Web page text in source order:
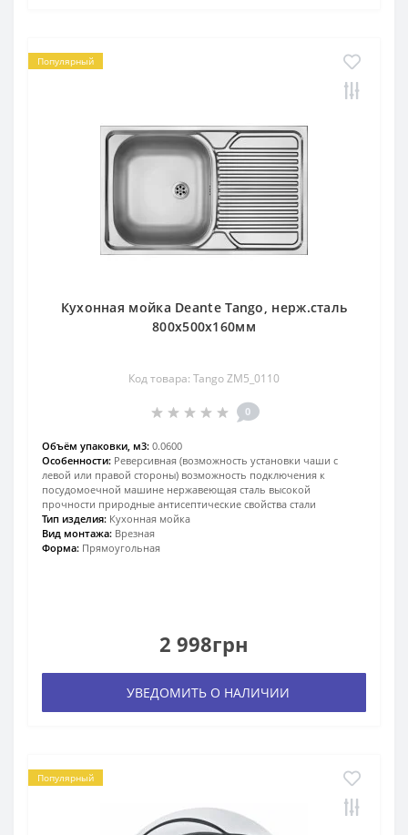
Популярный
Кухонная мойка Deante Tango, нерж.сталь
800х500х160мм
Код товара: Tango ZM5_0110
0
Объём упаковки, м3: 0.0600
Особенности: Реверсивная (возможность установки чаши с
левой или правой стороны) возможность подключения к
посудомоечной машине нержавеющая сталь высокой
прочности природные антисептические свойства стали
Тип изделия: Кухонная мойка
Вид монтажа: Врезная
Форма: Прямоугольная
2 998грн
УВЕДОМИТЬ О НАЛИЧИИ
Популярный